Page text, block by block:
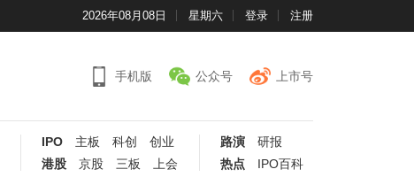
2026年08月08日 星期六 登录 注册
手机版 公众号 上市号
IPO 主板 科创
创业
港股
京股 三板 上会
路演
研报
热点
IPO百科